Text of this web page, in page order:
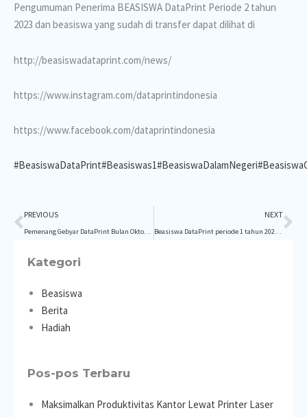
Pengumuman Penerima BEASISWA DataPrint Periode 2 tahun
2023 dan beasiswa yang sudah di transfer dapat dilihat di
http://beasiswadataprint.com/news/
https://www.instagram.com/dataprintindonesia
https://www.facebook.com/dataprintindonesia
#BeasiswaDataPrint#Beasiswas1#BeasiswaDalamNegeri
Prev
PREVIOUS
Pemenang Gebyar DataPrint Bulan Oktober – Desember 2022
NEXT
Beasiswa DataPrint periode 1 tahun 2023 telah dibuka.
Kategori
Beasiswa
Berita
Hadiah
Pos-pos Terbaru
Maksimalkan Produktivitas Kantor Lewat Printer Laser